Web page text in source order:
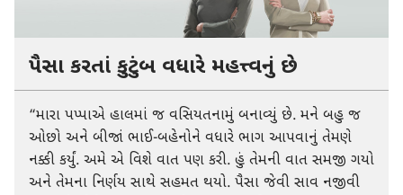
પૈસા કરતાં કુટુંબ વધારે મહત્ત્વનું છે
“મારા પપ્પાએ હાલમાં જ વસિયતનામું બનાવ્યું છે. મને બહુ જ
ઓછો અને બીજાં ભાઈ-બહેનોને વધારે ભાગ આપવાનું તેમણે
નક્કી કર્યું. અમે એ વિશે વાત પણ કરી. હું તેમની વાત સમજી ગયો
અને તેમના નિર્ણય સાથે સહમત થયો. પૈસા જેવી સાવ નજીવી